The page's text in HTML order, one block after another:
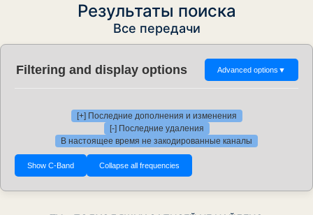
Результаты поиска
Все передачи
Filtering and display options Advanced options ▼
[+] Последние дополнения и изменения
[-] Последние удаления
В настоящее время не закодированные каналы